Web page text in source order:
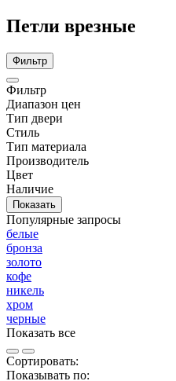
Петли врезные
Фильтр
Фильтр
Диапазон цен
Тип двери
Стиль
Тип материала
Производитель
Цвет
Наличие
Показать
Популярные запросы
белые
бронза
золото
кофе
никель
хром
черные
Показать все
Сортировать:
Показывать по: